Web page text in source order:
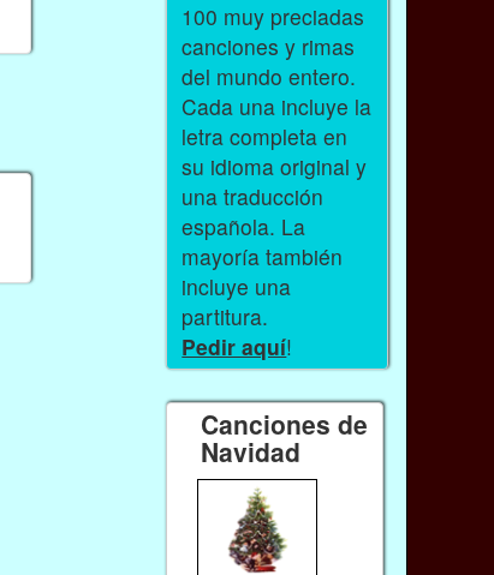
100 muy preciadas
canciones y rimas
del mundo entero.
Cada una incluye la
letra completa en
su idioma original y
una traducción
española. La
mayoría también
incluye una
partitura.
Pedir aquí!
Canciones de
Navidad